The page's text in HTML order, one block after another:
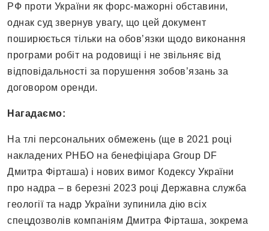
РФ проти України як форс-мажорні обставини,
однак суд звернув увагу, що цей документ
поширюється тільки на обовʼязки щодо виконання
програми робіт на родовищі і не звільняє від
відповідальності за порушення зобовʼязань за
договором оренди.
Нагадаємо:
На тлі персональних обмежень (ще в 2021 році
накладених РНБО на бенефіціара Group DF
Дмитра Фірташа) і нових вимог Кодексу України
про надра – в березні 2023 році Державна служба
геології та надр України зупинила дію всіх
спецдозволів компаніям Дмитра Фірташа, зокрема